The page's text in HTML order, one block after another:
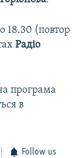
18.30 (повтор
Радіо
програма
в
Follow us